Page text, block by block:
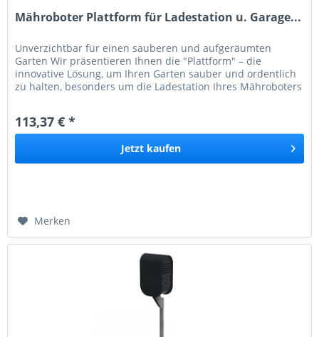
Mähroboter Plattform für Ladestation u. Garage...
Unverzichtbar für einen sauberen und aufgeräumten
Garten Wir präsentieren Ihnen die "Plattform" – die
innovative Lösung, um Ihren Garten sauber und ordentlich
zu halten, besonders um die Ladestation Ihres Mähroboters
113,37 € *
Jetzt kaufen
Merken